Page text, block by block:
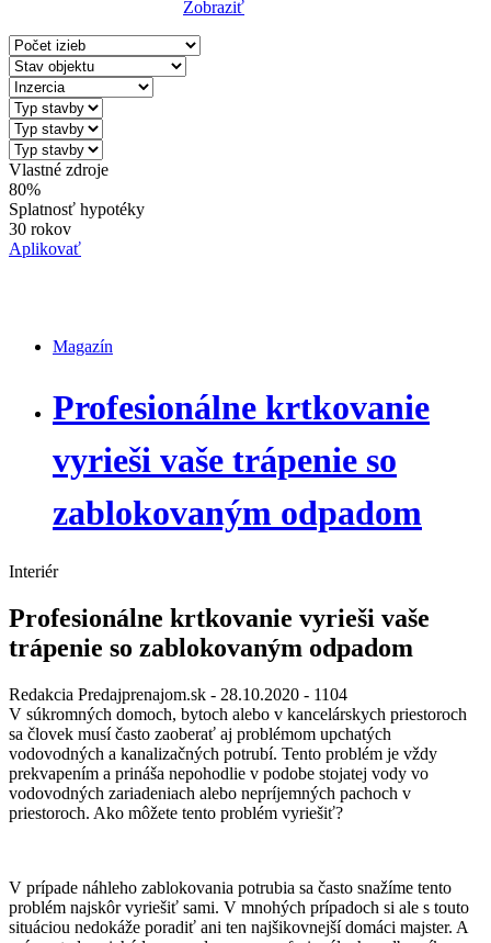
Zobraziť
Vlastné zdroje
80%
Splatnosť hypotéky
30 rokov
Aplikovať
Magazín
Profesionálne krtkovanie
vyrieši vaše trápenie so
zablokovaným odpadom
Interiér
Profesionálne krtkovanie vyrieši vaše
trápenie so zablokovaným odpadom
Redakcia Predajprenajom.sk - 28.10.2020 - 1104
V súkromných domoch, bytoch alebo v kancelárskych priestoroch
sa človek musí často zaoberať aj problémom upchatých
vodovodných a kanalizačných potrubí. Tento problém je vždy
prekvapením a prináša nepohodlie v podobe stojatej vody vo
vodovodných zariadeniach alebo nepríjemných pachoch v
priestoroch. Ako môžete tento problém vyriešiť?
V prípade náhleho zablokovania potrubia sa často snažíme tento
problém najskôr vyriešiť sami. V mnohých prípadoch si ale s touto
situáciou nedokáže poradiť ani ten najšikovnejší domáci majster. A